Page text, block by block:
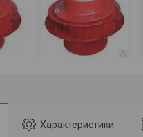
Характеристики